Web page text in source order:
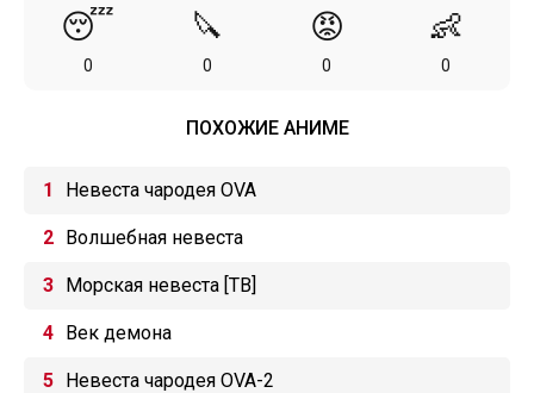
😴
0
🔪
0
😡
0
👶
0
ПОХОЖИЕ АНИМЕ
Невеста чародея OVA
Волшебная невеста
Морская невеста [ТВ]
Век демона
Невеста чародея OVA-2